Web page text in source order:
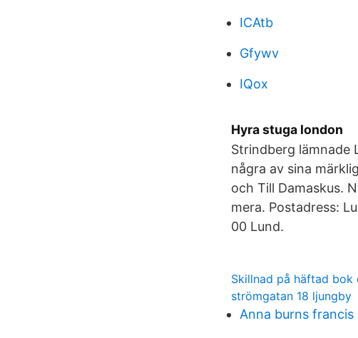
ICAtb
Gfywv
IQox
Hyra stuga london
Strindberg lämnade
några av sina
och Till Damaskus.
mera. Postadress:
00 Lund.
Skillnad på häftad bok
strömgatan 18 ljungby
Anna burns francis